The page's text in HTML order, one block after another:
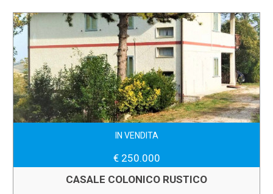
IN VENDITA
€ 250.000
CASALE COLONICO RUSTICO